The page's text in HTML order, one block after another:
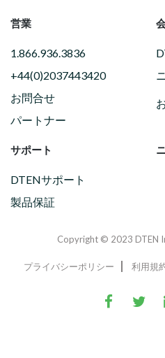
営業
1.866.936.3836
+44(0)2037443420
お問合せ
パートナー
サポート
DTENサポート
製品保証
Copyright © 2023 DTEN
プライバシーポリシー 利用規